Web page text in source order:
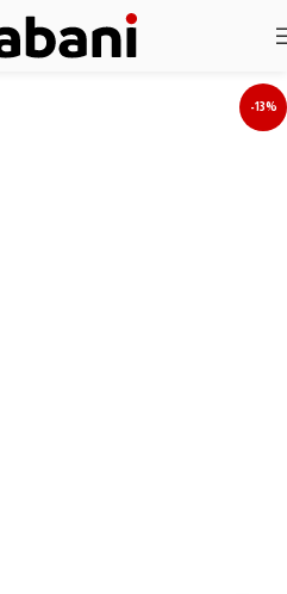
-13%
نأسف، لا نقبل طلبات حاليا بسبب